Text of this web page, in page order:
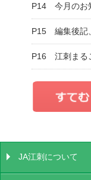
P14 今月のお
P15 編集後記
P16 江刺まる
JA江刺について